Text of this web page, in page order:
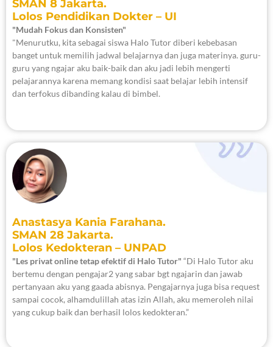
SMAN 8 Jakarta.
Lolos Pendidikan Dokter – UI
"Mudah Fokus dan Konsisten"
"Menurutku, kita sebagai siswa Halo Tutor diberi kebebasan
banget untuk memilih jadwal belajarnya dan juga materinya. guru-
guru yang ngajar aku baik-baik dan aku jadi lebih mengerti
pelajarannya karena memang kondisi saat belajar lebih intensif
dan terfokus dibanding kalau di bimbel.
Anastasya Kania Farahana.
SMAN 28 Jakarta.
Lolos Kedokteran – UNPAD
"Les privat online tetap efektif di Halo Tutor" “Di Halo Tutor aku
bertemu dengan pengajar2 yang sabar bgt ngajarin dan jawab
pertanyaan aku yang gaada abisnya. Pengajarnya juga bisa request
sampai cocok, alhamdulillah atas izin Allah, aku memeroleh nilai
yang cukup baik dan berhasil lolos kedokteran.”